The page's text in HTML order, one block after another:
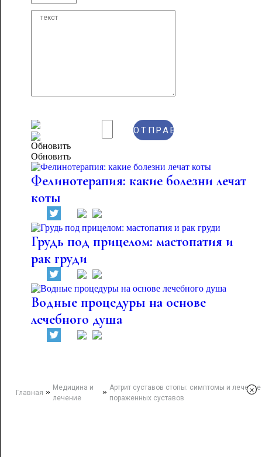
Обновить
Фелинотерапия: какие болезни лечат
коты
Грудь под прицелом: мастопатия и
рак груди
Водные процедуры на основе
лечебного душа
Главная » Медицина и
лечение
»Артрит суставов стопы: симптомы и лечение
пораженных суставов
×